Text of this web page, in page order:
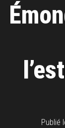
Publié